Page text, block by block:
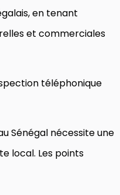
en tenant
et commerciales
téléphonique
Sénégal nécessite une
local. Les points